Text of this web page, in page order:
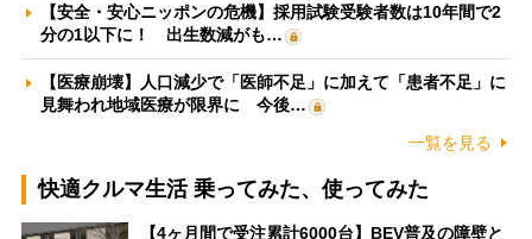
【安全・安心ニッポンの危機】採用試験受験者数は10年間で2
分の1以下に！ 出生数減がも…
【医療崩壊】人口減少で「医師不足」に加えて「患者不足」に
見舞われ地域医療が限界に 今後…
一覧を見る
快適クルマ生活 乗ってみた、使ってみた
【4ヶ月間で受注累計6000台】BEV普及の障壁と